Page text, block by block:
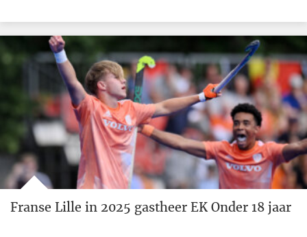
Franse Lille in 2025 gastheer EK Onder 18 jaar